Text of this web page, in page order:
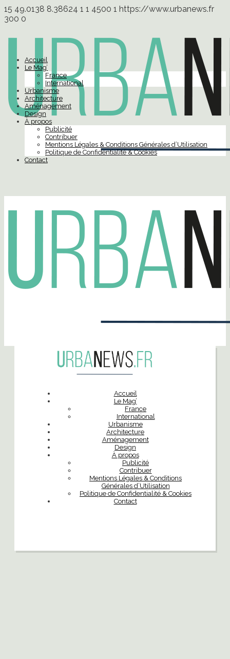
15 49.0138 8.38624 1 1 4500 1 https://www.urbanews.fr
300 0
Accueil
Le Mag’
France
International
Urbanisme
Architecture
Aménagement
Design
À propos
Publicité
Contribuer
Mentions Légales & Conditions Générales d’Utilisation
Politique de Confidentialité & Cookies
Contact
Accueil
Le Mag’
France
International
Urbanisme
Architecture
Aménagement
Design
À propos
Publicité
Contribuer
Mentions Légales & Conditions
Générales d’Utilisation
Politique de Confidentialité & Cookies
Contact